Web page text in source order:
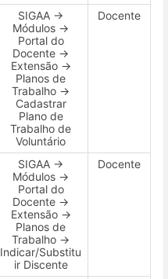
SIGAA →
Módulos →
Portal do
Docente →
Extensão →
Planos de
Trabalho →
Cadastrar
Plano de
Trabalho de
Voluntário
Docente
SIGAA →
Módulos →
Portal do
Docente →
Extensão →
Planos de
Trabalho →
Indicar/Substitu
ir Discente
Docente